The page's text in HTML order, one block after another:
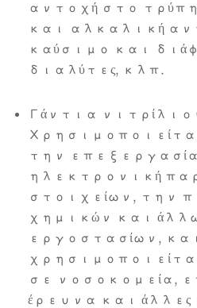
αντοχή στο
και αλκαλική
καύσιμο και
διαλύτες, κλπ.
Γάντια
την
ηλεκτρονική
στοιχείων, την
χημικών και
εργοστασίων, και
σε νοσοκομεία,
έρευνα και άλλες